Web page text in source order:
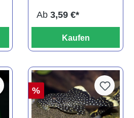
Ab 3,59 €*
Kaufen
%